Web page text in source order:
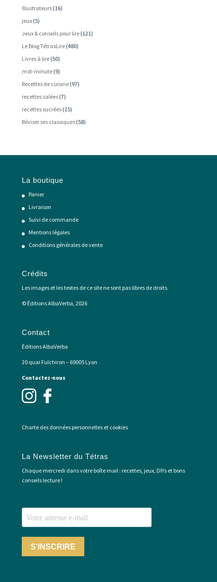
Illustrateurs(16)
jeux(5)
Jeux & conseils pour lire(121)
Le Blog TétrasLire(480)
Livres à lire(50)
mot-minute(9)
Recettes de cuisine(97)
recettes salées(7)
recettes sucrées(15)
Réviser ses classiques(58)
La boutique
Panier
Livraison
Suivi de commande
Mentions légales
Conditions générales de vente
Crédits
Les images et les textes de ce site ne sont pas libres de droits.
© Éditions AlbaVerba, 2026
Contact
Éditions AlbaVerba
20 quai Fulchiron – 69005 Lyon
Contactez-nous
Charte des données personnelles et cookies
La Newsletter du Tétras
Chaque mercredi dans votre boîte mail : recettes, jeux, DIYs et bons
conseils lecture !
S'INSCRIRE